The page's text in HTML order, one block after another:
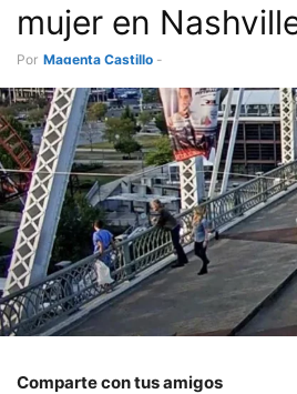
mujer en
Por Magenta Castillo -
Comparte con tus amigos